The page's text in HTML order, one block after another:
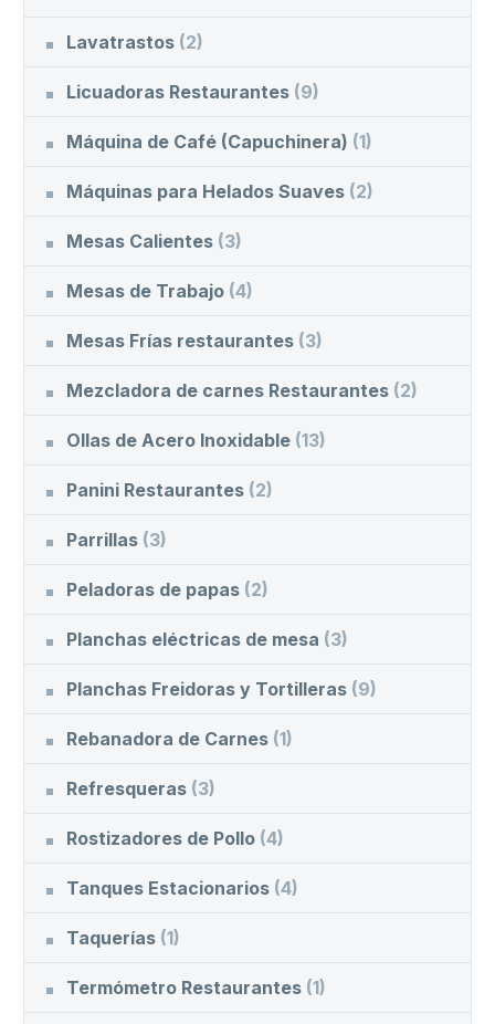
Lavatrastos (2)
Licuadoras Restaurantes (9)
Máquina de Café (Capuchinera) (1)
Máquinas para Helados Suaves (2)
Mesas Calientes (3)
Mesas de Trabajo (4)
Mesas Frías restaurantes (3)
Mezcladora de carnes Restaurantes (2)
Ollas de Acero Inoxidable (13)
Panini Restaurantes (2)
Parrillas (3)
Peladoras de papas (2)
Planchas eléctricas de mesa (3)
Planchas Freidoras y Tortilleras (9)
Rebanadora de Carnes (1)
Refresqueras (3)
Rostizadores de Pollo (4)
Tanques Estacionarios (4)
Taquerías (1)
Termómetro Restaurantes (1)